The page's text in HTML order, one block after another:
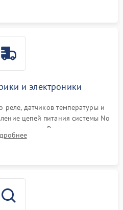
и электроники
реле, датчиков температуры и
цепей питания системы No
Ремонт или замена
сбоях алгоритмов.